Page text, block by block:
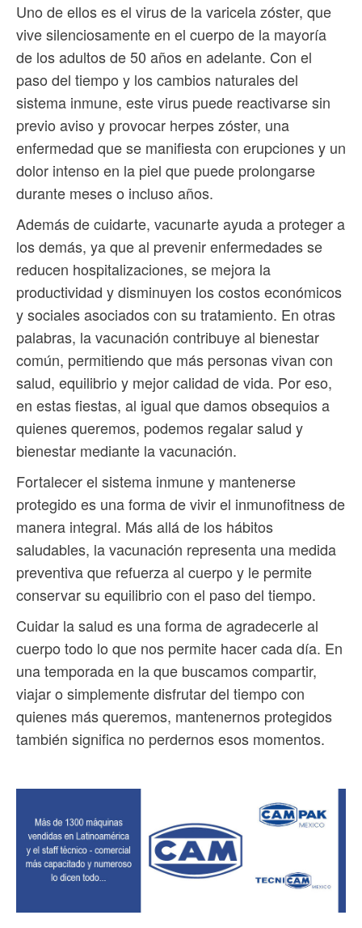
Uno de ellos es el virus de la varicela zóster, que
vive silenciosamente en el cuerpo de la mayoría
de los adultos de 50 años en adelante. Con el
paso del tiempo y los cambios naturales del
sistema inmune, este virus puede reactivarse sin
previo aviso y provocar herpes zóster, una
enfermedad que se manifiesta con erupciones y un
dolor intenso en la piel que puede prolongarse
durante meses o incluso años.
Además de cuidarte, vacunarte ayuda a proteger a
los demás, ya que al prevenir enfermedades se
reducen hospitalizaciones, se mejora la
productividad y disminuyen los costos económicos
y sociales asociados con su tratamiento. En otras
palabras, la vacunación contribuye al bienestar
común, permitiendo que más personas vivan con
salud, equilibrio y mejor calidad de vida. Por eso,
en estas fiestas, al igual que damos obsequios a
quienes queremos, podemos regalar salud y
bienestar mediante la vacunación.
Fortalecer el sistema inmune y mantenerse
protegido es una forma de vivir el inmunofitness de
manera integral. Más allá de los hábitos
saludables, la vacunación representa una medida
preventiva que refuerza al cuerpo y le permite
conservar su equilibrio con el paso del tiempo.
Cuidar la salud es una forma de agradecerle al
cuerpo todo lo que nos permite hacer cada día. En
una temporada en la que buscamos compartir,
viajar o simplemente disfrutar del tiempo con
quienes más queremos, mantenernos protegidos
también significa no perdernos esos momentos.